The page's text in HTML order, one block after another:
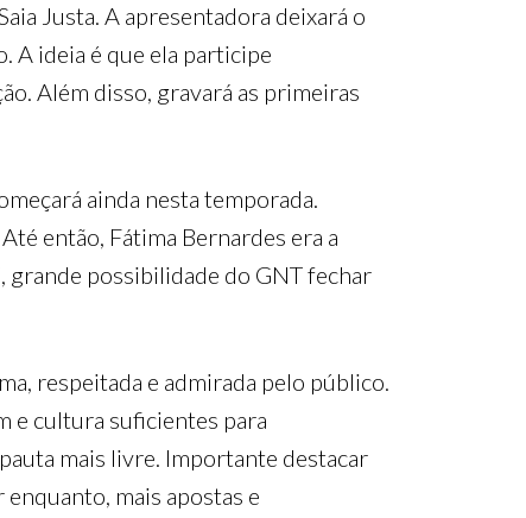
Justa. A apresentadora deixará o
A ideia é que ela participe
Além disso, gravará as primeiras
ainda nesta temporada.
então, Fátima Bernardes era a
grande possibilidade do GNT fechar
respeitada e admirada pelo público.
e cultura suficientes para
mais livre. Importante destacar
mais apostas e